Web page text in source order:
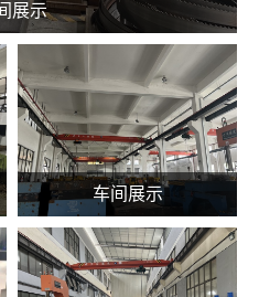
展示
车间展示